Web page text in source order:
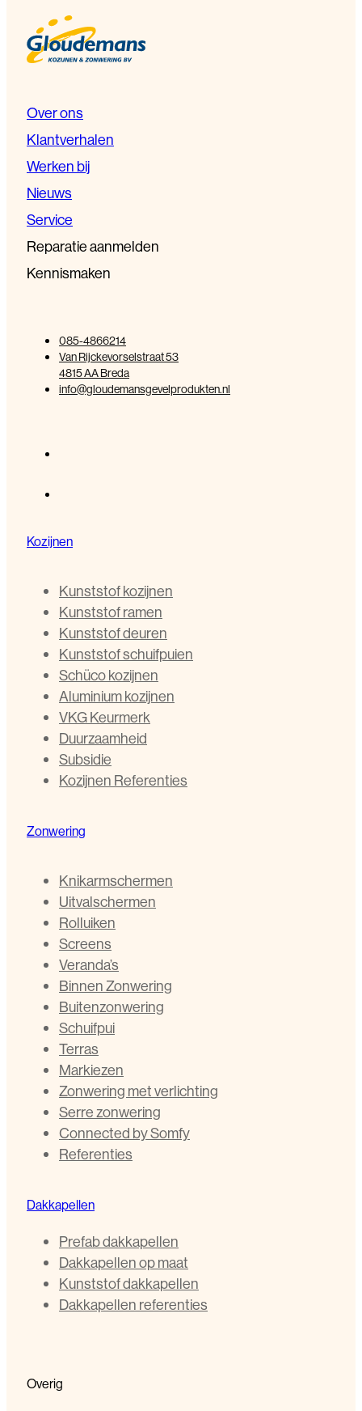
Over ons
Klantverhalen
Werken bij
Nieuws
Service
Reparatie aanmelden
Kennismaken
085-4866214
Van Rijckevorselstraat 53
4815 AA Breda
info@gloudemansgevelprodukten.nl
Kozijnen
Kunststof kozijnen
Kunststof ramen
Kunststof deuren
Kunststof schuifpuien
Schüco kozijnen
Aluminium kozijnen
VKG Keurmerk
Duurzaamheid
Subsidie
Kozijnen Referenties
Zonwering
Knikarmschermen
Uitvalschermen
Rolluiken
Screens
Veranda’s
Binnen Zonwering
Buitenzonwering
Schuifpui
Terras
Markiezen
Zonwering met verlichting
Serre zonwering
Connected by Somfy
Referenties
Dakkapellen
Prefab dakkapellen
Dakkapellen op maat
Kunststof dakkapellen
Dakkapellen referenties
Overig